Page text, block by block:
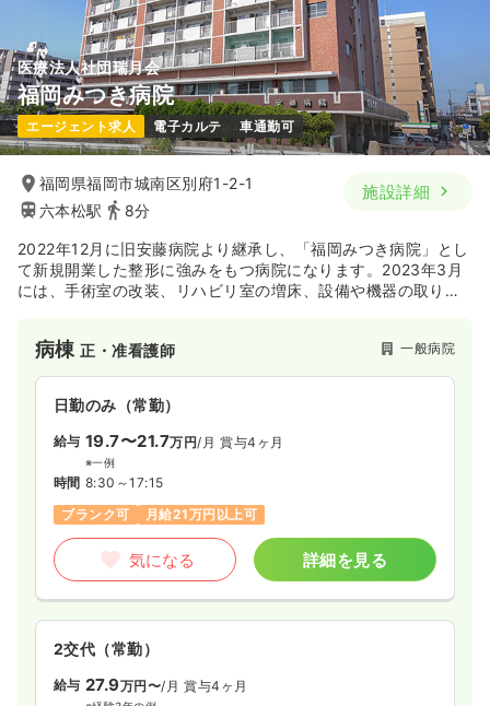
医療法人社団瑞月会
福岡みつき病院
エージェント求人 電子カルテ 車通勤可
福岡県福岡市城南区別府1-2-1
六本松駅
8分
施設詳細
2022年12月に旧安藤病院より継承し、「福岡みつき病院」とし
て新規開業した整形に強みをもつ病院になります。2023年3月
には、手術室の改装、リハビリ室の増床、設備や機器の取り替
2023年には訪問看護や訪問リハビリテーションも開設しており
ます。
病棟正・准看護師 一般病院
日勤のみ（常勤）
給与 19.7〜21.7万円/月 賞与4ヶ月
※一例
時間 8:30～17:15
ブランク可
月給21万円以上可
気になる 詳細を見る
2交代（常勤）
給与 27.9万円〜/月 賞与4ヶ月